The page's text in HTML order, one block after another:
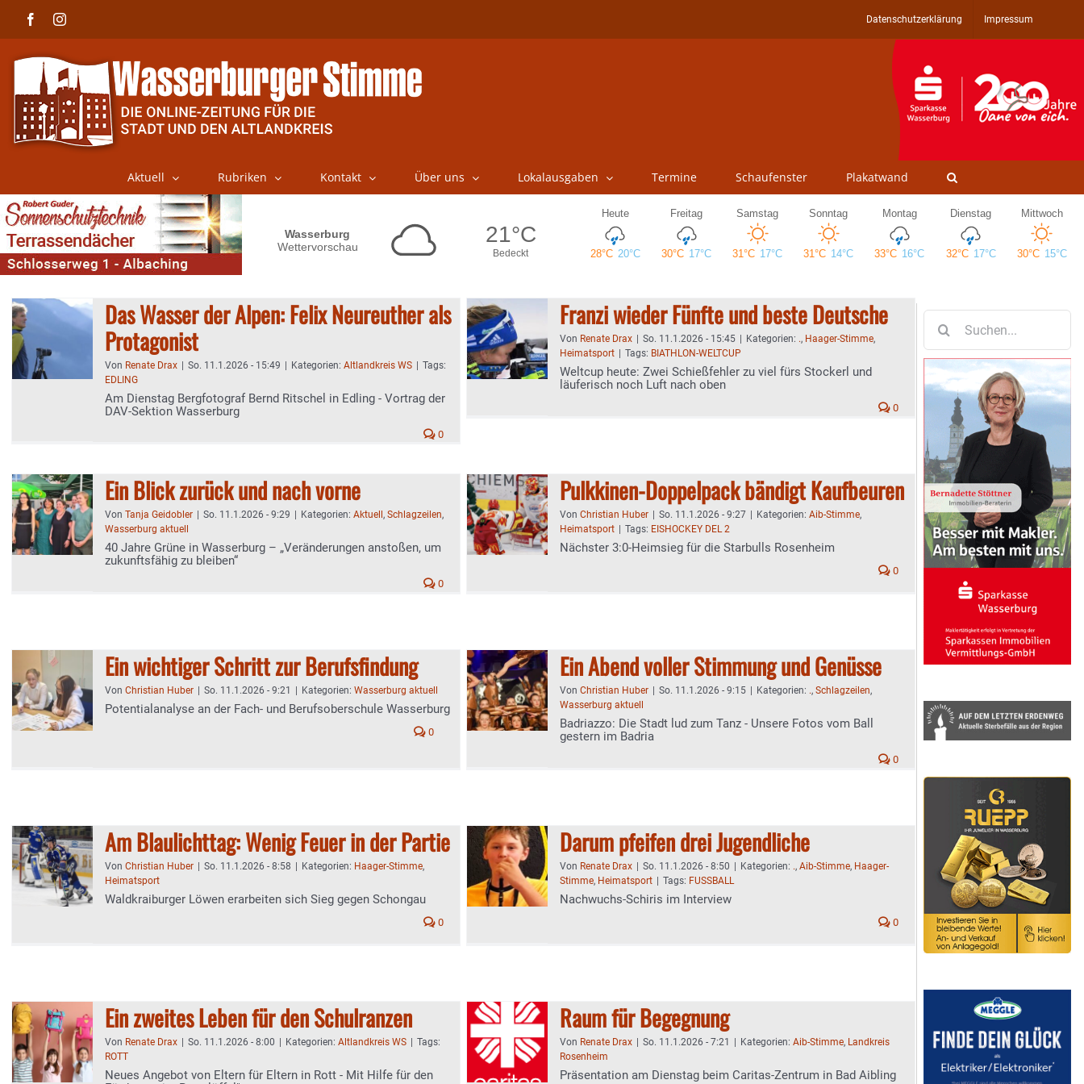
FacebookInstagram Datenschutzerklärung Impressum
Aktuell Rubriken Kontakt Über uns Lokalausgaben Termine Schaufenster Plakatwand
Das Wasser der Alpen: Felix Neureuther als
Protagonist
Von Renate Drax So. 11.1.2026 - 15:49 Kategorien: Altlandkreis WS
Tags:
EDLING
Am Dienstag Bergfotograf Bernd Ritschel in Edling - Vortrag der
DAV-Sektion Wasserburg
0
Franzi wieder Fünfte und beste Deutsche
Von Renate Drax So. 11.1.2026 - 15:45 Kategorien: ., Haager-Stimme,
Heimatsport
Tags: BIATHLON-WELTCUP
Weltcup heute: Zwei Schießfehler zu viel fürs Stockerl und
läuferisch noch Luft nach oben
0
Ein Blick zurück und nach vorne
Von Tanja Geidobler So. 11.1.2026 - 9:29 Kategorien: Aktuell , Schlagzeilen,
Wasserburg aktuell
40 Jahre Grüne in Wasserburg – „Veränderungen anstoßen, um
zukunftsfähig zu bleiben“
0
Pulkkinen-Doppelpack bändigt Kaufbeuren
Von Christian Huber So. 11.1.2026 - 9:27 Kategorien: Aib-Stimme,
Heimatsport
Tags: EISHOCKEY DEL 2
Nächster 3:0-Heimsieg für die Starbulls Rosenheim
0
Ein wichtiger Schritt zur Berufsfindung
Von Christian Huber So. 11.1.2026 - 9:21 Kategorien: Wasserburg aktuell
Potentialanalyse an der Fach- und Berufsoberschule Wasserburg
0
Ein Abend voller Stimmung und Genüsse
Von Christian Huber So. 11.1.2026 - 9:15 Kategorien: ., Schlagzeilen,
Wasserburg aktuell
Badriazzo: Die Stadt lud zum Tanz - Unsere Fotos vom Ball
gestern im Badria
0
Am Blaulichttag: Wenig Feuer in der Partie
Von Christian Huber So. 11.1.2026 - 8:58 Kategorien: Haager-Stimme,
Heimatsport
Waldkraiburger Löwen erarbeiten sich Sieg gegen Schongau
0
Darum pfeifen drei Jugendliche
Von Renate Drax So. 11.1.2026 - 8:50 Kategorien: ., Aib-Stimme, Haager-
Stimme, Heimatsport Tags: FUSSBALL
Nachwuchs-Schiris im Interview
0
Ein zweites Leben für den Schulranzen
Von Renate Drax So. 11.1.2026 - 8:00 Kategorien: Altlandkreis WS
Tags:
ROTT
Neues Angebot von Eltern für Eltern in Rott - Mit Hilfe für den
Raum für Begegnung
Von Renate Drax So. 11.1.2026 - 7:21 Kategorien: Aib-Stimme, Landkreis
Rosenheim
Präsentation am Dienstag beim Caritas-Zentrum in Bad Aibling
nach: